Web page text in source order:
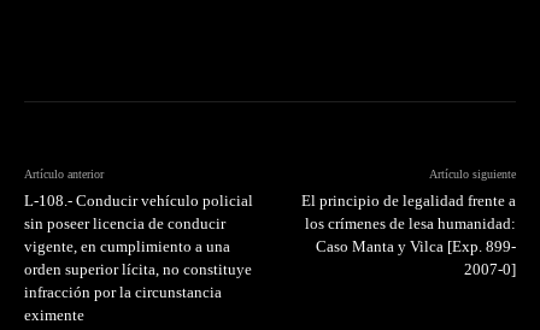
Artículo anterior
L-108.- Conducir vehículo policial
sin poseer licencia de conducir
vigente, en cumplimiento a una
orden superior lícita, no constituye
infracción por la circunstancia
eximente
Artículo siguiente
El principio de legalidad frente a
los crímenes de lesa humanidad:
Caso Manta y Vilca [Exp. 899-
2007-0]